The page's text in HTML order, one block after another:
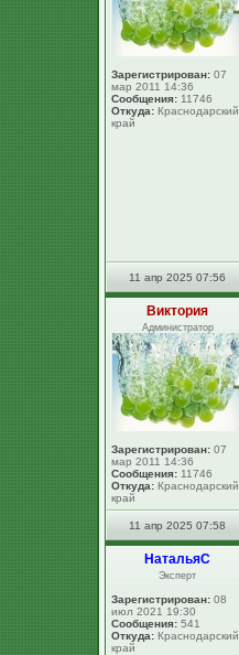
Зарегистрирован: 07
мар 2011 14:36
Сообщения: 11746
Откуда: Краснодарский
край
11 апр 2025 07:56
Виктория
Администратор
Зарегистрирован: 07
мар 2011 14:36
Сообщения: 11746
Откуда: Краснодарский
край
11 апр 2025 07:58
НатальяС
Эксперт
Зарегистрирован: 08
июл 2021 19:30
Сообщения: 541
Откуда: Краснодарский
край